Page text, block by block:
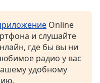
Online
и слушайте
где бы вы ни
радио у вас
удобному